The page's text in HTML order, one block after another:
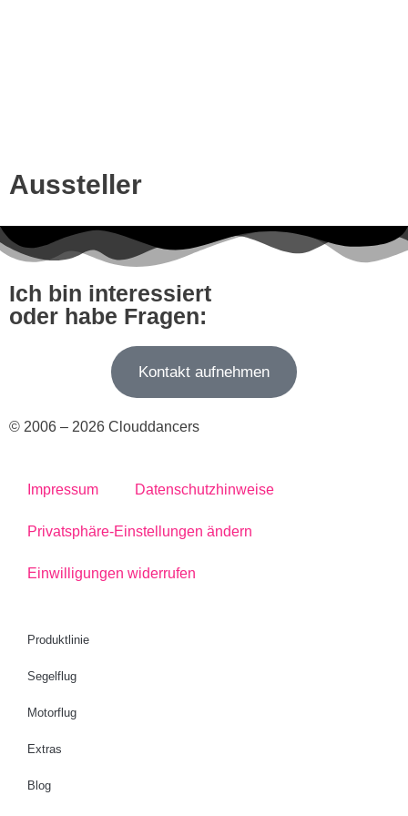
Aussteller
Ich bin interessiert
oder habe Fragen:
Kontakt aufnehmen
© 2006 – 2026 Clouddancers
Impressum Datenschutzhinweise
Privatsphäre-Einstellungen ändern
Einwilligungen widerrufen
Produktlinie
Segelflug
Motorflug
Extras
Blog